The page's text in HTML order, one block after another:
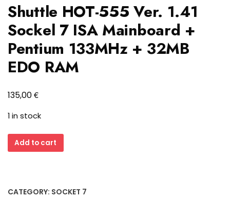
Shuttle HOT-555 Ver. 1.41
Sockel 7 ISA Mainboard +
Pentium 133MHz + 32MB
EDO RAM
135,00€
1 in stock
Shuttle
HOT-
1.41
Add to cart
CATEGORY: SOCKET 7